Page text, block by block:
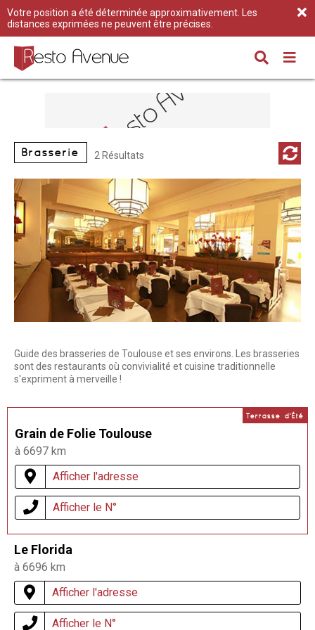
Votre position a été déterminée approximativement. Les
distances exprimées ne peuvent être précises.
Brasserie 2 Résultats
Guide des brasseries de Toulouse et ses environs. Les brasseries
sont des restaurants où convivialité et cuisine traditionnelle
s'expriment à merveille !
Terrasse d'Été
Grain de Folie Toulouse
à 6697 km
Afficher l'adresse
Afficher le N°
Le Florida
à 6696 km
Afficher l'adresse
Afficher le N°